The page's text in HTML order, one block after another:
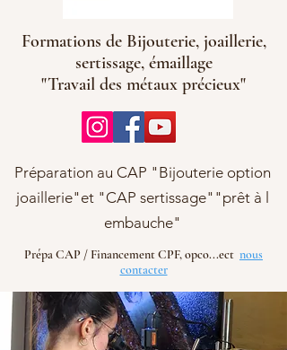
Formations de Bijouterie, joaillerie,
sertissage, émaillage
"Travail des métaux précieux"
Préparation au CAP "Bijouterie option
joaillerie"et "CAP sertissage""prêt à l
embauche"
Prépa CAP / Financement CPF, opco...ect nous
contacter